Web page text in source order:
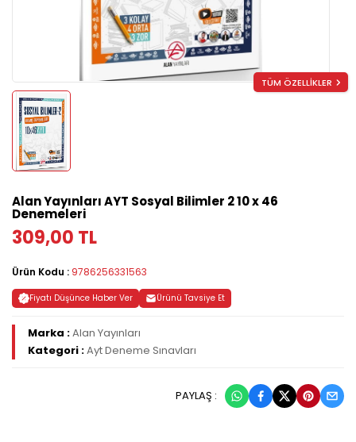
TÜM ÖZELLİKLER
Alan Yayınları AYT Sosyal Bilimler 2 10 x 46
Denemeleri
309,00 TL
Ürün Kodu : 9786256331563
Fiyatı Düşünce Haber Ver Ürünü Tavsiye Et
Marka :Alan Yayınları
Kategori :Ayt Deneme Sınavları
PAYLAŞ :